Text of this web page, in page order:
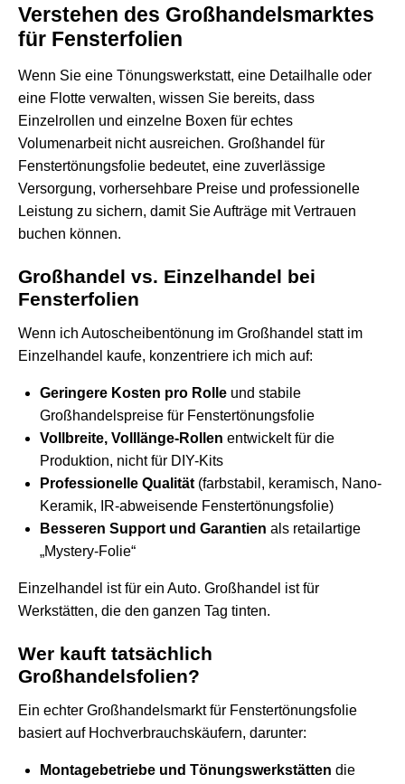
Verstehen des Großhandelsmarktes
für Fensterfolien
Wenn Sie eine Tönungswerkstatt, eine Detailhalle oder
eine Flotte verwalten, wissen Sie bereits, dass
Einzelrollen und einzelne Boxen für echtes
Volumenarbeit nicht ausreichen. Großhandel für
Fenstertönungsfolie bedeutet, eine zuverlässige
Versorgung, vorhersehbare Preise und professionelle
Leistung zu sichern, damit Sie Aufträge mit Vertrauen
buchen können.
Großhandel vs. Einzelhandel bei
Fensterfolien
Wenn ich Autoscheibentönung im Großhandel statt im
Einzelhandel kaufe, konzentriere ich mich auf:
Geringere Kosten pro Rolle und stabile
Großhandelspreise für Fenstertönungsfolie
Vollbreite, Volllänge-Rollen entwickelt für die
Produktion, nicht für DIY-Kits
Professionelle Qualität (farbstabil, keramisch, Nano-
Keramik, IR-abweisende Fenstertönungsfolie)
Besseren Support und Garantien als retailartige
„Mystery-Folie“
Einzelhandel ist für ein Auto. Großhandel ist für
Werkstätten, die den ganzen Tag tinten.
Wer kauft tatsächlich
Großhandelsfolien?
Ein echter Großhandelsmarkt für Fenstertönungsfolie
basiert auf Hochverbrauchskäufern, darunter:
Montagebetriebe und Tönungswerkstätten die